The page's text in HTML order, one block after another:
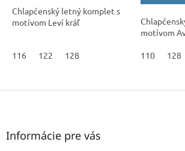
5
hviezdičiek.
Chlapčenský letný komplet s
motívom Leví kráľ
116 122 128
motívom
110 128
Z
Informácie pre vás